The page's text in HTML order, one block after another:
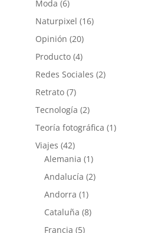
Moda (6)
Naturpixel (16)
Opinión (20)
Producto(4)
Redes Sociales (2)
Retrato(7)
Tecnología (2)
Teoría fotográfica (1)
Viajes (42)
Alemania (1)
Andalucía (2)
Andorra (1)
Cataluña (8)
Francia (5)